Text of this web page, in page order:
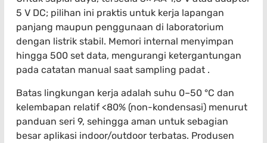
5 V DC; pilihan ini praktis untuk kerja lapangan
panjang maupun penggunaan di laboratorium
dengan listrik stabil. Memori internal menyimpan
hingga 500 set data, mengurangi ketergantungan
pada catatan manual saat sampling padat .
Batas lingkungan kerja adalah suhu 0–50 °C dan
kelembapan relatif <80% (non-kondensasi) menurut
panduan seri 9, sehingga aman untuk sebagian
besar aplikasi indoor/outdoor terbatas. Produsen